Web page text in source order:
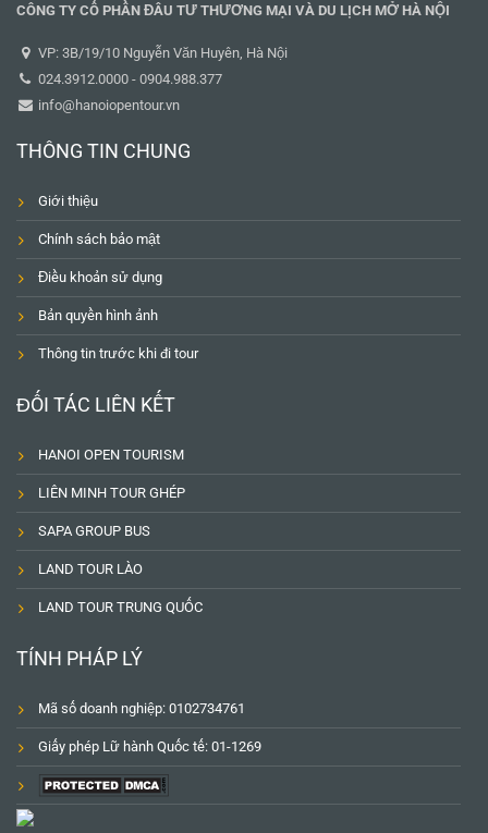
CÔNG TY CỔ PHẦN ĐÂU TƯ THƯƠNG MẠI VÀ DU LỊCH MỞ HÀ NỘI
VP: 3B/19/10 Nguyễn Văn Huyên, Hà Nội
024.3912.0000 - 0904.988.377
info@hanoiopentour.vn
THÔNG TIN CHUNG
Giới thiệu
Chính sách bảo mật
Điều khoản sử dụng
Bản quyền hình ảnh
Thông tin trước khi đi tour
ĐỐI TÁC LIÊN KẾT
HANOI OPEN TOURISM
LIÊN MINH TOUR GHÉP
SAPA GROUP BUS
LAND TOUR LÀO
LAND TOUR TRUNG QUỐC
TÍNH PHÁP LÝ
Mã số doanh nghiệp: 0102734761
Giấy phép Lữ hành Quốc tế: 01-1269